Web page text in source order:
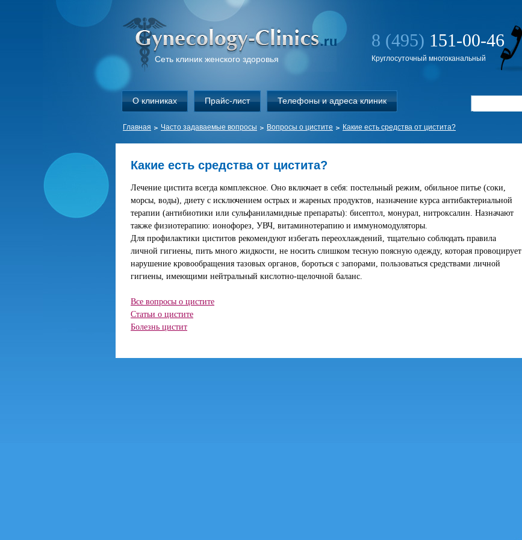
Сеть клиник женского здоровья
8 (495) 151-00-46
Круглосуточный многоканальный
О клиниках Прайс-лист Телефоны и адреса клиник
Главная Часто задаваемые вопросы Вопросы о цистите Какие есть средства от цистита?
Какие есть средства от цистита?
Лечение цистита всегда комплексное. Оно включает в себя: постельный режим, обильное питье (соки,
морсы, воды), диету с исключением острых и жареных продуктов, назначение курса антибактериальной
терапии (антибиотики или сульфаниламидные препараты): бисептол, монурал, нитроксалин. Назначают
также физиотерапию: ионофорез, УВЧ, витаминотерапию и иммуномодуляторы.
Для профилактики циститов рекомендуют избегать переохлаждений, тщательно соблюдать правила
личной гигиены, пить много жидкости, не носить слишком тесную поясную одежду, которая провоцирует
нарушение кровообращения тазовых органов, бороться с запорами, пользоваться средствами личной
гигиены, имеющими нейтральный кислотно-щелочной баланс.
Все вопросы о цистите
Статьи о цистите
Болезнь цистит